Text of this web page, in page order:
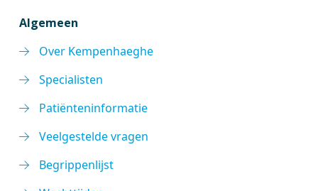
Algemeen
Over Kempenhaeghe
Specialisten
Patiënteninformatie
Veelgestelde vragen
Begrippenlijst